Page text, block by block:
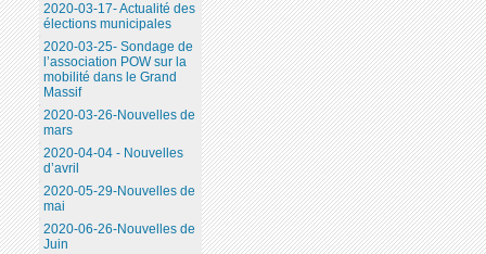
2020-03-17- Actualité des
élections municipales
2020-03-25- Sondage de
l’association POW sur la
mobilité dans le Grand
Massif
2020-03-26-Nouvelles de
mars
2020-04-04 - Nouvelles
d’avril
2020-05-29-Nouvelles de
mai
2020-06-26-Nouvelles de
Juin